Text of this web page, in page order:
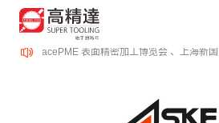
、SurfacePME 表面精密加工博览会 、上海新国